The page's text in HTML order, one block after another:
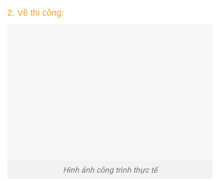
2. Về thi công:
Hình ảnh công trình thực tế